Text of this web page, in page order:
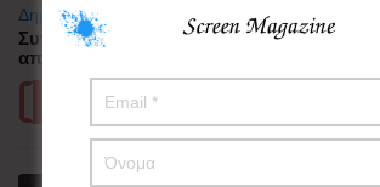
Δημοφιλή
Συνελήφθη πιλότος αεροπορικής
από 70.000 χάπια ecstasy στην
Περισσότερα